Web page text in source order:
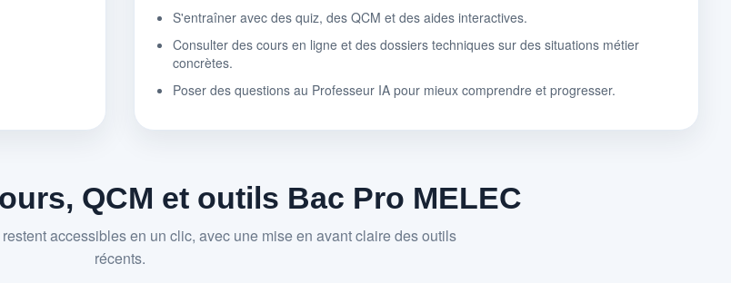
S'entraîner avec des quiz, des QCM et des aides interactives.
Consulter des cours en ligne et des dossiers techniques sur des situations métier
concrètes.
Poser des questions au Professeur IA pour mieux comprendre et progresser.
QCM et outils Bac Pro MELEC
accessibles en un clic, avec une mise en avant claire des outils
récents.